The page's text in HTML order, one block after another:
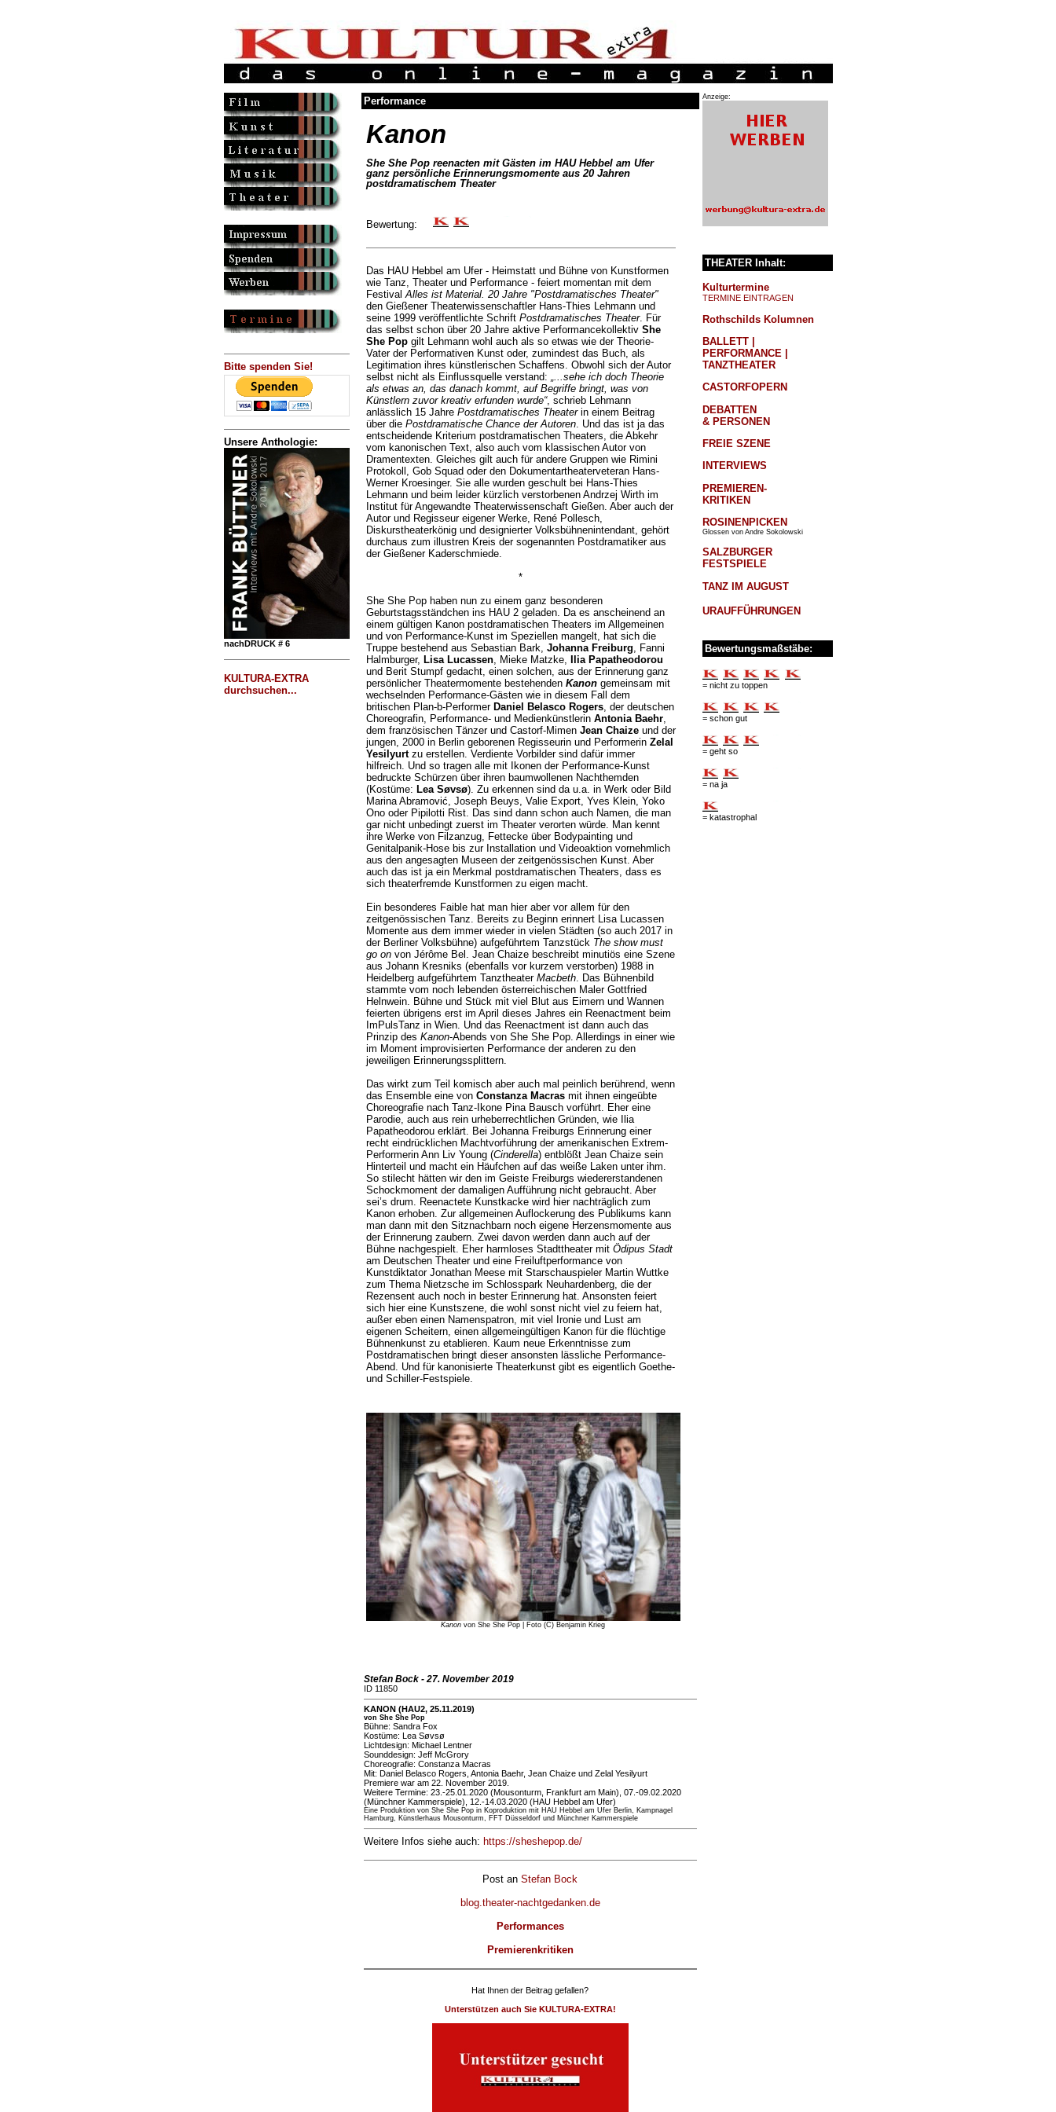
Bitte spenden Sie!
Unsere Anthologie:
nachDRUCK # 6
KULTURA-EXTRA
durchsuchen...
Performance
Kanon
She She Pop reenacten mit Gästen im HAU Hebbel am Ufer
ganz persönliche Erinnerungsmomente aus 20 Jahren
postdramatischem Theater
Bewertung:
Das HAU Hebbel am Ufer - Heimstatt und Bühne von Kunstformen
wie Tanz, Theater und Performance - feiert momentan mit dem
FestivalAlles ist Material. 20 Jahre "Postdramatisches Theater"
den Gießener Theaterwissenschaftler Hans-Thies Lehmann und
seine 1999 veröffentlichte Schrift Postdramatisches Theater. Für
das selbst schon über 20 Jahre aktive Performancekollektiv She
She Popgilt Lehmann wohl auch als so etwas wie der Theorie-
Vater der Performativen Kunst oder, zumindest das Buch, als
Legitimation ihres künstlerischen Schaffens. Obwohl sich der Autor
selbst nicht als Einflussquelle verstand: „...sehe ich doch Theorie
als etwas an, das danach kommt, auf Begriffe bringt, was von
Künstlern zuvor kreativ erfunden wurde“, schrieb Lehmann
anlässlich 15 Jahre Postdramatisches Theaterin einem Beitrag
über die Postdramatische Chance der Autoren. Und das ist ja das
entscheidende Kriterium postdramatischen Theaters, die Abkehr
vom kanonischen Text, also auch vom klassischen Autor von
Dramentexten. Gleiches gilt auch für andere Gruppen wie Rimini
Protokoll, Gob Squad oder den Dokumentartheaterveteran Hans-
Werner Kroesinger. Sie alle wurden geschult bei Hans-Thies
Lehmann und beim leider kürzlich verstorbenen Andrzej Wirth im
Institut für Angewandte Theaterwissenschaft Gießen. Aber auch der
Autor und Regisseur eigener Werke, René Pollesch,
Diskurstheaterkönig und designierter Volksbühnenintendant, gehört
durchaus zum illustren Kreis der sogenannten Postdramatiker aus
der Gießener Kaderschmiede.
*
She She Pop haben nun zu einem ganz besonderen
Geburtstagsständchen ins HAU 2 geladen. Da es anscheinend an
einem gültigen Kanon postdramatischen Theaters im Allgemeinen
und von Performance-Kunst im Speziellen mangelt, hat sich die
Truppe bestehend aus Sebastian Bark, Johanna Freiburg, Fanni
Halmburger, Lisa Lucassen, Mieke Matzke,
Ilia Papatheodorou
und Berit Stumpf gedacht, einen solchen, aus der Erinnerung ganz
persönlicher Theatermomente bestehenden Kanongemeinsam mit
wechselnden Performance-Gästen wie in diesem Fall dem
britischen Plan-b-Performer Daniel Belasco Rogers, der deutschen
Choreografin, Performance- und Medienkünstlerin Antonia Baehr,
dem französischen Tänzer und Castorf-Mimen Jean Chaizeund der
jungen, 2000 in Berlin geborenen Regisseurin und Performerin Zelal
Yesilyurtzu erstellen. Verdiente Vorbilder sind dafür immer
hilfreich. Und so tragen alle mit Ikonen der Performance-Kunst
bedruckte Schürzen über ihren baumwollenen Nachthemden
(Kostüme: Lea Søvsø). Zu erkennen sind da u.a. in Werk oder Bild
Marina Abramović, Joseph Beuys, Valie Export, Yves Klein, Yoko
Ono oder Pipilotti Rist. Das sind dann schon auch Namen, die man
gar nicht unbedingt zuerst im Theater verorten würde. Man kennt
ihre Werke von Filzanzug, Fettecke über Bodypainting und
Genitalpanik-Hose bis zur Installation und Videoaktion vornehmlich
aus den angesagten Museen der zeitgenössischen Kunst. Aber
auch das ist ja ein Merkmal postdramatischen Theaters, dass es
sich theaterfremde Kunstformen zu eigen macht.
Ein besonderes Faible hat man hier aber vor allem für den
zeitgenössischen Tanz. Bereits zu Beginn erinnert Lisa Lucassen
Momente aus dem immer wieder in vielen Städten (so auch 2017 in
der Berliner Volksbühne) aufgeführtem Tanzstück The show must
go onvon Jérôme Bel. Jean Chaize beschreibt minutiös eine Szene
aus Johann Kresniks (ebenfalls vor kurzem verstorben) 1988 in
Heidelberg aufgeführtem Tanztheater Macbeth. Das Bühnenbild
stammte vom noch lebenden österreichischen Maler Gottfried
Helnwein. Bühne und Stück mit viel Blut aus Eimern und Wannen
feierten übrigens erst im April dieses Jahres ein Reenactment beim
ImPulsTanz in Wien. Und das Reenactment ist dann auch das
Prinzip des Kanon-Abends von She She Pop. Allerdings in einer wie
im Moment improvisierten Performance der anderen zu den
jeweiligen Erinnerungssplittern.
Das wirkt zum Teil komisch aber auch mal peinlich berührend, wenn
das Ensemble eine von Constanza Macrasmit ihnen eingeübte
Choreografie nach Tanz-Ikone Pina Bausch vorführt. Eher eine
Parodie, auch aus rein urheberrechtlichen Gründen, wie Ilia
Papatheodorou erklärt. Bei Johanna Freiburgs Erinnerung einer
recht eindrücklichen Machtvorführung der amerikanischen Extrem-
Performerin Ann Liv Young (Cinderella) entblößt Jean Chaize sein
Hinterteil und macht ein Häufchen auf das weiße Laken unter ihm.
So stilecht hätten wir den im Geiste Freiburgs wiedererstandenen
Schockmoment der damaligen Aufführung nicht gebraucht. Aber
sei’s drum. Reenactete Kunstkacke wird hier nachträglich zum
Kanon erhoben. Zur allgemeinen Auflockerung des Publikums kann
man dann mit den Sitznachbarn noch eigene Herzensmomente aus
der Erinnerung zaubern. Zwei davon werden dann auch auf der
Bühne nachgespielt. Eher harmloses Stadttheater mit Ödipus Stadt
am Deutschen Theater und eine Freiluftperformance von
Kunstdiktator Jonathan Meese mit Starschauspieler Martin Wuttke
zum Thema Nietzsche im Schlosspark Neuhardenberg, die der
Rezensent auch noch in bester Erinnerung hat. Ansonsten feiert
sich hier eine Kunstszene, die wohl sonst nicht viel zu feiern hat,
außer eben einen Namenspatron, mit viel Ironie und Lust am
eigenen Scheitern, einen allgemeingültigen Kanon für die flüchtige
Bühnenkunst zu etablieren. Kaum neue Erkenntnisse zum
Postdramatischen bringt dieser ansonsten lässliche Performance-
Abend. Und für kanonisierte Theaterkunst gibt es eigentlich Goethe-
und Schiller-Festspiele.
Kanon von She She Pop | Foto (C) Benjamin Krieg
Stefan Bock - 27. November 2019
ID 11850
KANON (HAU2, 25.11.2019)
von She She Pop
Bühne: Sandra Fox
Kostüme: Lea Søvsø
Lichtdesign: Michael Lentner
Sounddesign: Jeff McGrory
Choreografie: Constanza Macras
Mit: Daniel Belasco Rogers, Antonia Baehr, Jean Chaize und Zelal Yesilyurt
Premiere war am 22. November 2019.
Weitere Termine: 23.-25.01.2020 (Mousonturm, Frankfurt am Main), 07.-09.02.2020
(Münchner Kammerspiele), 12.-14.03.2020 (HAU Hebbel am Ufer)
Eine Produktion von She She Pop in Koproduktion mit HAU Hebbel am Ufer Berlin, Kampnagel
Hamburg, Künstlerhaus Mousonturm, FFT Düsseldorf und Münchner Kammerspiele
Weitere Infos siehe auch: https://sheshepop.de/
Post an Stefan Bock
blog.theater-nachtgedanken.de
Performances
Premierenkritiken
Hat Ihnen der Beitrag gefallen?
Unterstützen auch Sie KULTURA-EXTRA!
Anzeige:
THEATER Inhalt:
Kulturtermine
TERMINE EINTRAGEN
Rothschilds Kolumnen
BALLETT |
PERFORMANCE |
TANZTHEATER
CASTORFOPERN
DEBATTEN
& PERSONEN
FREIE SZENE
INTERVIEWS
PREMIEREN-
KRITIKEN
ROSINENPICKEN
Glossen von Andre Sokolowski
SALZBURGER
FESTSPIELE
TANZ IM AUGUST
URAUFFÜHRUNGEN
Bewertungsmaßstäbe:
= nicht zu toppen
= schon gut
= geht so
= na ja
= katastrophal